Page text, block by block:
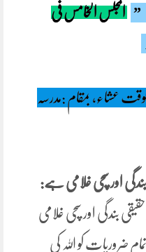
” المجلس الخامس فی
بروزمنگل بوقت عشاء، بمقام :مدرسہ
بندگی اور سچی غلامی ہے:
بندگی اور سچی غلامی
ضروریات کو اللہ کی